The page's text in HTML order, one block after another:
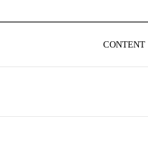
CONTENT